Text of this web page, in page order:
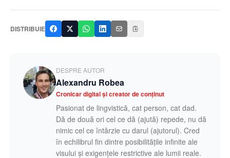
DISTRIBUIE
DESPRE AUTOR
Alexandru Robea
Cronicar digital și creator de conținut
Pasionat de lingvistică, cat person, cat dad.
Dă de două ori cel ce dă (ajută) repede, nu dă
nimic cel ce întârzie cu darul (ajutorul). Cred
în echilibrul fin dintre posibilitățile infinite ale
visului și exigențele restrictive ale lumii reale.